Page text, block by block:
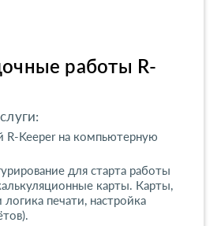
работы R-
R-Keeper на компьютерную
для старта работы
карты. Карты,
печати, настройка